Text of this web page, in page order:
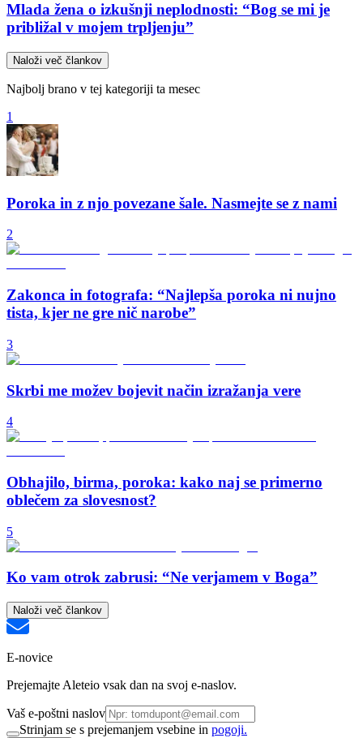
Mlada žena o izkušnji neplodnosti: “Bog se mi je
približal v mojem trpljenju”
Naloži več člankov
Najbolj brano v tej kategoriji ta mesec
1
Poroka in z njo povezane šale. Nasmejte se z nami
2
Zakonca in fotografa: “Najlepša poroka ni nujno
tista, kjer ne gre nič narobe”
3
Skrbi me možev bojevit način izražanja vere
4
Obhajilo, birma, poroka: kako naj se primerno
oblečem za slovesnost?
5
Ko vam otrok zabrusi: “Ne verjamem v Boga”
Naloži več člankov
E-novice
Prejemajte Aleteio vsak dan na svoj e-naslov.
Vaš e-poštni naslov
Strinjam se s prejemanjem vsebine in pogoji.